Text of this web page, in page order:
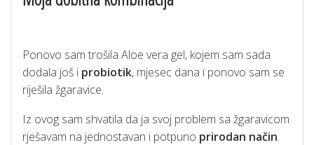
Ponovo sam trošila Aloe vera gel, kojem sam sada
dodala još i probiotik, mjesec dana i ponovo sam se
riješila žgaravice.
Iz ovog sam shvatila da ja svoj problem sa žgaravicom
rješavam na jednostavan i potpuno prirodan način.